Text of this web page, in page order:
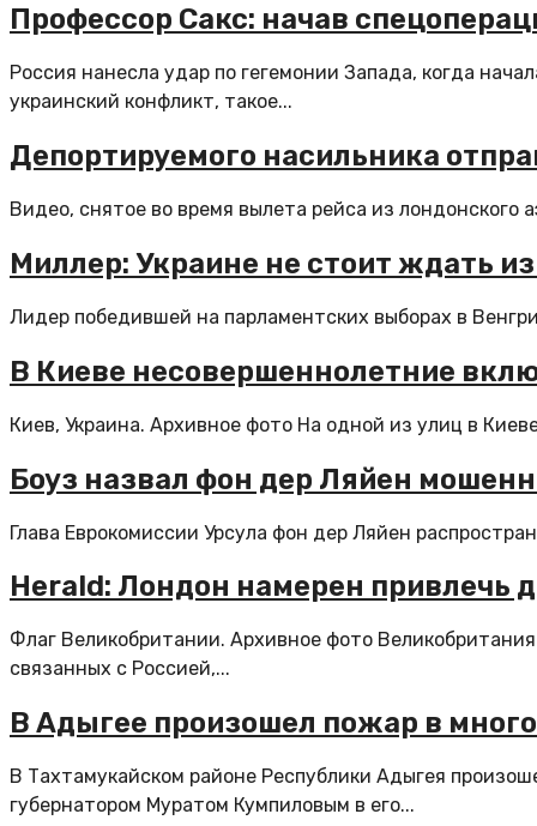
Профессор Сакс: начав
Россия нанесла удар по гегемонии Запада, когда
украинский конфликт, такое...
Депортируемого насильника
Видео, снятое во время вылета рейса из
Миллер: Украине не стоит ждать
Лидер победившей на парламентских выборах в
В Киеве несовершеннолетние
Киев, Украина. Архивное фото На одной из улиц в
Боуз назвал фон дер Ляйен
Глава Еврокомиссии Урсула фон дер Ляйен
Herald: Лондон намерен привлечь
Флаг Великобритании. Архивное фото
связанных с Россией,...
В Адыгее произошел пожар в
В Тахтамукайском районе Республики Адыгея
губернатором Муратом Кумпиловым в его...